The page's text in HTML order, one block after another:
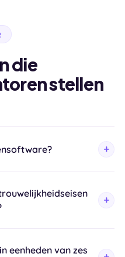
die
stellen
eenheden van zes